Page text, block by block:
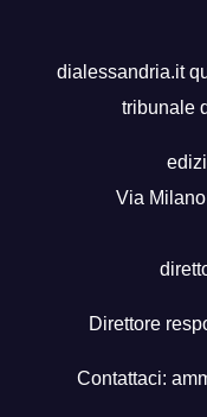
dialessandria.it
tribunale
Via
Direttore
Contattaci: